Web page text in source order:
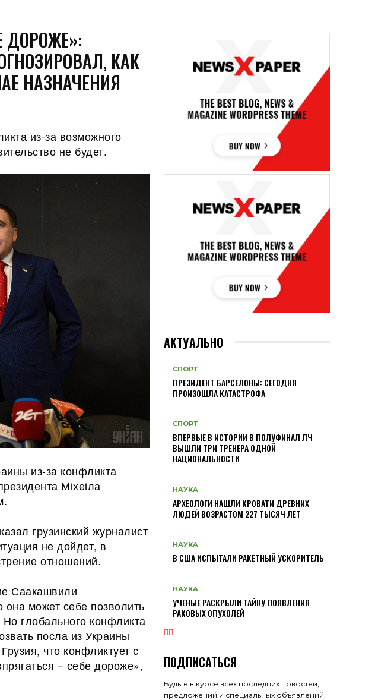
ДОРОЖЕ»:
КАК
НАЗНАЧЕНИЯ
из-за возможного
не будет.
из-за конфликта
Міхеіла
грузинский журналист
не дойдет, в
отношений.
Саакашвили
она может себе позволить
глобального конфликта
посла из Украины
что конфликтует с
– себе дороже»,
АКТУАЛЬНО
СПОРТ
ПРЕЗИДЕНТ БАРСЕЛОНЫ: СЕГОДНЯ
ПРОИЗОШЛА КАТАСТРОФА
СПОРТ
ВПЕРВЫЕ В ИСТОРИИ В ПОЛУФИНАЛ ЛЧ
ВЫШЛИ ТРИ ТРЕНЕРА ОДНОЙ
НАЦИОНАЛЬНОСТИ
НАУКА
АРХЕОЛОГИ НАШЛИ КРОВАТИ ДРЕВНИХ
ЛЮДЕЙ ВОЗРАСТОМ 227 ТЫСЯЧ ЛЕТ
НАУКА
В США ИСПЫТАЛИ РАКЕТНЫЙ УСКОРИТЕЛЬ
НАУКА
УЧЕНЫЕ РАСКРЫЛИ ТАЙНУ ПОЯВЛЕНИЯ
РАКОВЫХ ОПУХОЛЕЙ
ПОДПИСАТЬСЯ
Будьте в курсе всех последних новостей,
предложений и специальных объявлений.